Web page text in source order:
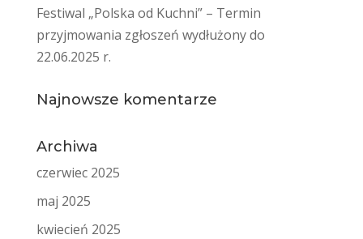
Festiwal „Polska od Kuchni” – Termin
przyjmowania zgłoszeń wydłużony do
22.06.2025 r.
Najnowsze komentarze
Archiwa
czerwiec 2025
maj 2025
kwiecień 2025